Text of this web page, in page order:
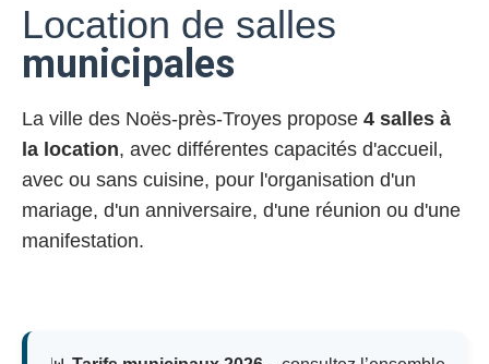
Location de salles
municipales
La ville des Noës-près-Troyes propose 4 salles à
la location, avec différentes capacités d'accueil,
avec ou sans cuisine, pour l'organisation d'un
mariage, d'un anniversaire, d'une réunion ou d'une
manifestation.